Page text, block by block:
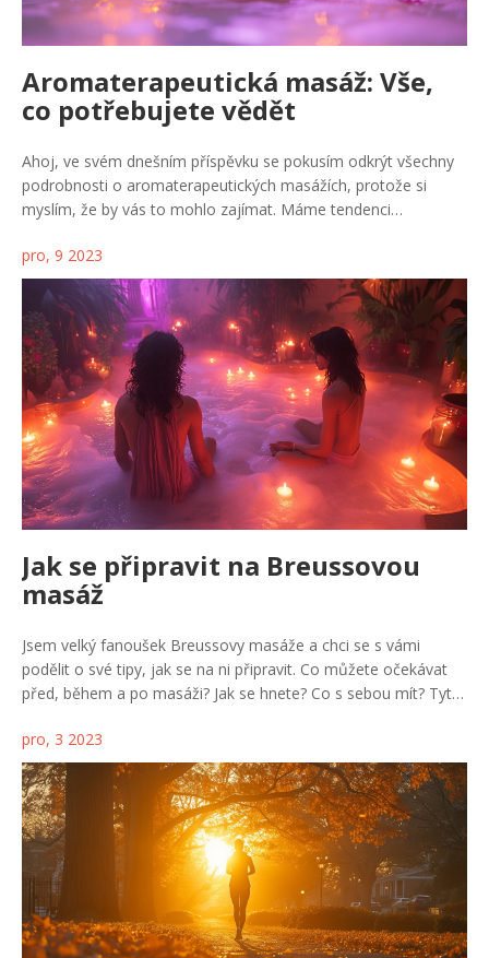
Aromaterapeutická masáž: Vše,
co potřebujete vědět
Ahoj, ve svém dnešním příspěvku se pokusím odkrýt všechny
podrobnosti o aromaterapeutických masážích, protože si
myslím, že by vás to mohlo zajímat. Máme tendenci
světu aroma olejů a jejich úžasných léčivých účinků. Vysvětlím
vám, co je to aromaterapie, jak funguje a jaké benefity může
přinést. Tento příspěvek je velmi důležitý pro všechny, kdo se
chtějí dozvědět více o této úžasné alternativní léčebné metody.
Tak se pohodlně usaďte a připravte se na krásný výlet do
světa vůní.
pro, 9 2023
Jak se připravit na Breussovou
masáž
Jsem velký fanoušek Breussovy masáže a chci se s vámi
podělit o své tipy, jak se na ni připravit. Co můžete očekávat
před, během a po masáži? Jak se hnete? Co s sebou mít? Tyto
společně podívat a naučit se, jak se těšit na toto úžasné
zdravotní prospěšné tělesné ošetření.
pro, 3 2023